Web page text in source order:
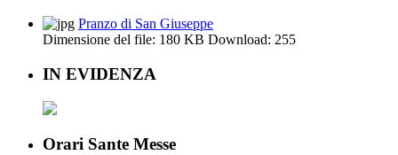
Pranzo di San Giuseppe
Dimensione del file: 180 KB Download: 255
IN EVIDENZA
Orari Sante Messe